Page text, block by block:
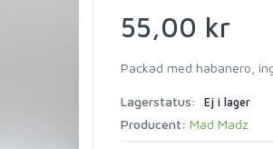
55,00 kr
Packad med habanero,
Lagerstatus: Ej i lager
Producent: Mad Madz